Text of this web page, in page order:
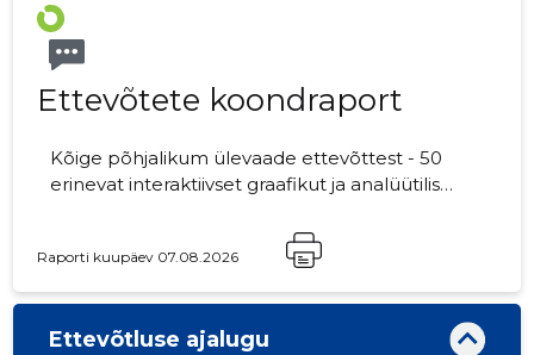
Ettevõtete koondraport
Kõige põhjalikum ülevaade ettevõttest - 50
erinevat interaktiivset graafikut ja analüütilist
Raporti kuupäev 07.08.2026
Ettevõtluse ajalugu